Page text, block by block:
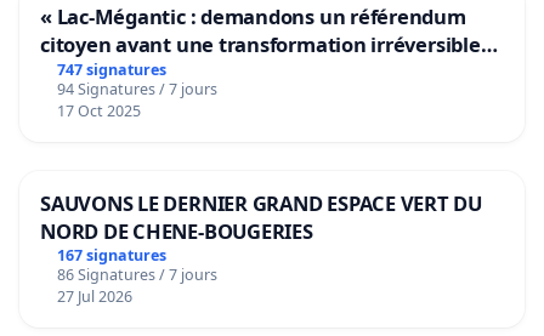
« Lac-Mégantic : demandons un référendum
citoyen avant une transformation irréversible
de notre territoire »
747 signatures
94 Signatures / 7 jours
17 Oct 2025
SAUVONS LE DERNIER GRAND ESPACE VERT DU
NORD DE CHENE-BOUGERIES
167 signatures
86 Signatures / 7 jours
27 Jul 2026